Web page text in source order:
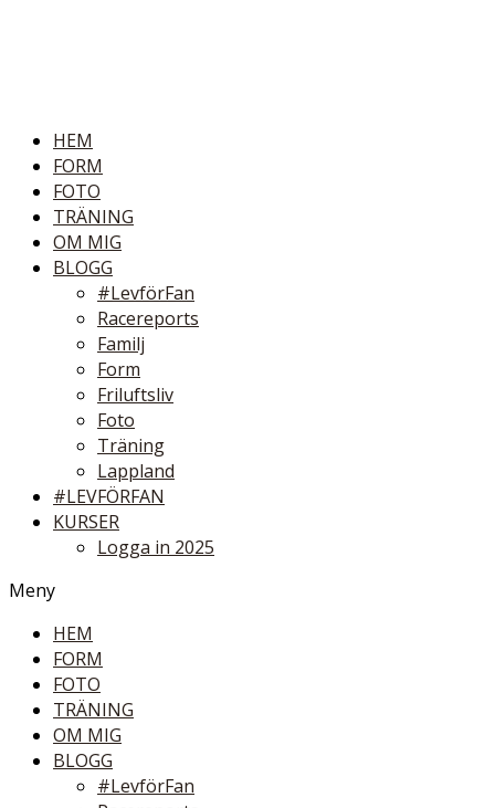
HEM
FORM
FOTO
TRÄNING
OM MIG
BLOGG
#LevförFan
Racereports
Familj
Form
Friluftsliv
Foto
Träning
Lappland
#LEVFÖRFAN
KURSER
Logga in 2025
Meny
HEM
FORM
FOTO
TRÄNING
OM MIG
BLOGG
#LevförFan